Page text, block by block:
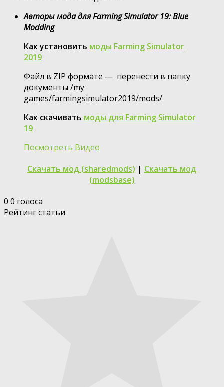
Авторы мода для Farming Simulator 19: Blue
Modding
Как установить моды Farming Simulator
2019
Файл в ZIP формате — перенести в папку
документы /my
games/farmingsimulator2019/mods/
Как скачивать моды для Farming Simulator
19
Посмотреть Видео
Скачать мод (sharedmods) | Скачать мод
(modsbase)
0 0 голоса
Рейтинг статьи